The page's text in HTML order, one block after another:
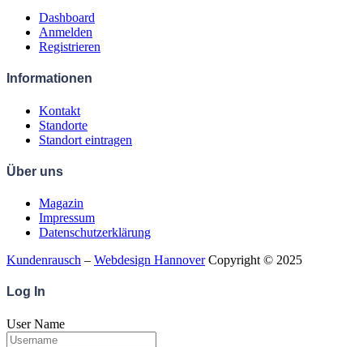
Dashboard
Anmelden
Registrieren
Informationen
Kontakt
Standorte
Standort eintragen
Über uns
Magazin
Impressum
Datenschutzerklärung
Kundenrausch – Webdesign HannoverCopyright © 2025
Log In
User Name